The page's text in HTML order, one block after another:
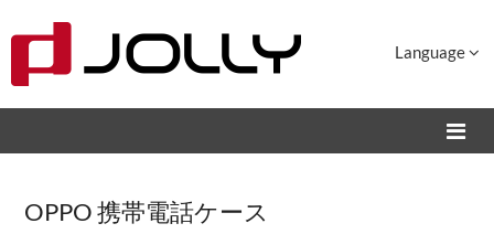
Language
OPPO 携帯電話ケース